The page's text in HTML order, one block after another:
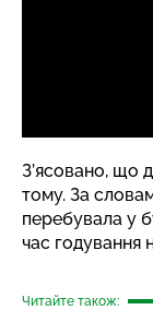
З’ясовано, що
тому. За
перебувала у
час годування
Читайте також: